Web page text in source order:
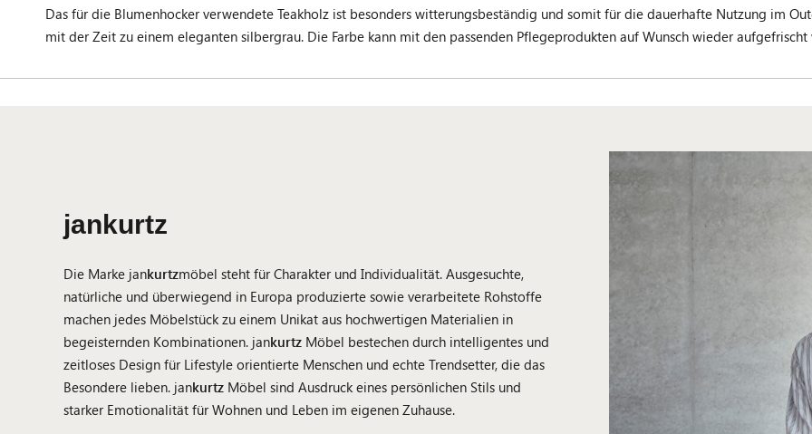
Das für die Blumenhocker verwendete Teakholz ist besonders witterungsbeständig und somit für die dauerhafte Nutzung im
mit der Zeit zu einem eleganten silbergrau. Die Farbe kann mit den passenden Pflegeprodukten auf Wunsch wieder aufgefrischt
jankurtz
Die Marke jankurtzmöbel steht für Charakter und Individualität. Ausgesuchte,
natürliche und überwiegend in Europa produzierte sowie verarbeitete Rohstoffe
machen jedes Möbelstück zu einem Unikat aus hochwertigen Materialien in
begeisternden Kombinationen. jankurtz Möbel bestechen durch intelligentes und
zeitloses Design für Lifestyle orientierte Menschen und echte Trendsetter, die das
Besondere lieben. jankurtz Möbel sind Ausdruck eines persönlichen Stils und
starker Emotionalität für Wohnen und Leben im eigenen Zuhause.